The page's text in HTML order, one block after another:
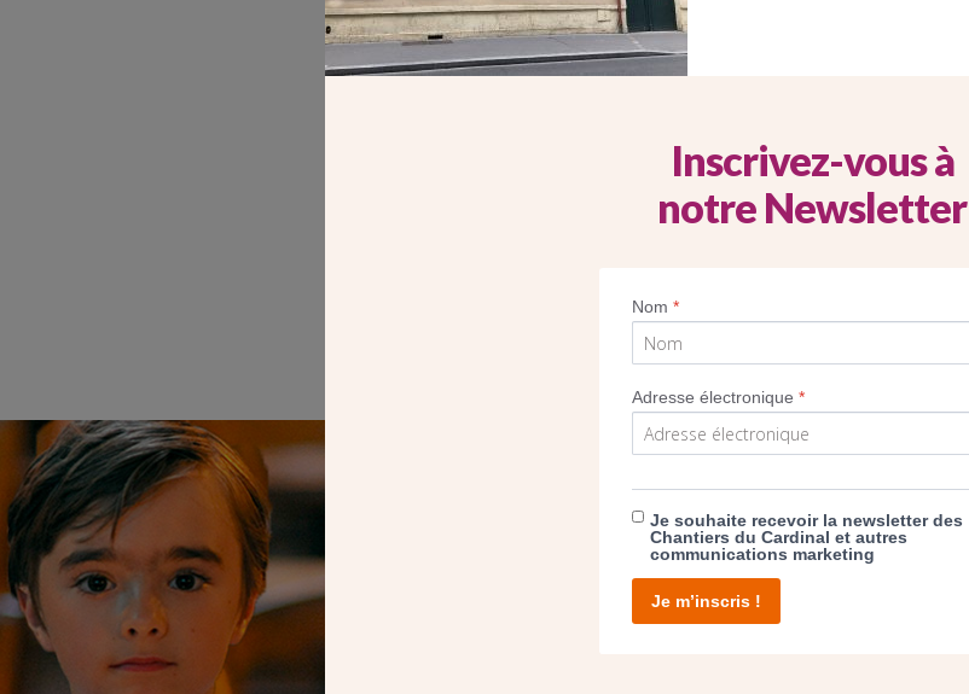
NOUS PERMET D’AGIR
Inscrivez-vous à
notre Newsletter
Nom*
Adresse électronique*
Je souhaite recevoir la newsletter des
Chantiers du Cardinal et autres
communications marketing
Je m’inscris !